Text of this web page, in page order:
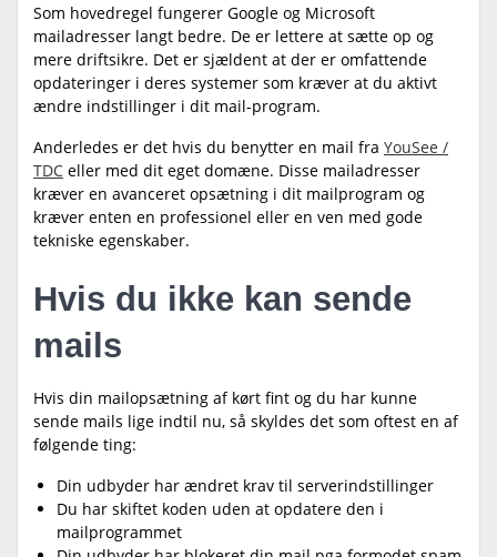
Som hovedregel fungerer Google og Microsoft
mailadresser langt bedre. De er lettere at sætte op og
mere driftsikre. Det er sjældent at der er omfattende
opdateringer i deres systemer som kræver at du aktivt
ændre indstillinger i dit mail-program.
Anderledes er det hvis du benytter en mail fra YouSee /
TDC eller med dit eget domæne. Disse mailadresser
kræver en avanceret opsætning i dit mailprogram og
kræver enten en professionel eller en ven med gode
tekniske egenskaber.
Hvis du ikke kan sende
mails
Hvis din mailopsætning af kørt fint og du har kunne
sende mails lige indtil nu, så skyldes det som oftest en af
følgende ting:
Din udbyder har ændret krav til serverindstillinger
Du har skiftet koden uden at opdatere den i
mailprogrammet